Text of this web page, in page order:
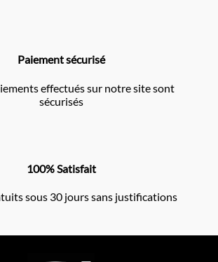
Paiement sécurisé
effectués sur notre site sont
sécurisés
100% Satisfait
sous 30 jours sans justifications